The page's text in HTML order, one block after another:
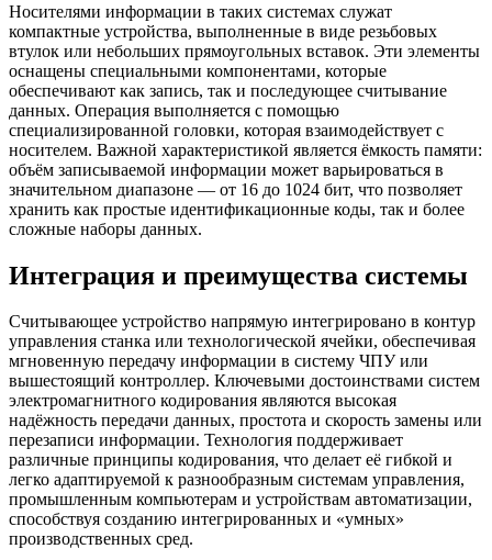
Носителями информации в таких системах служат
компактные устройства, выполненные в виде резьбовых
втулок или небольших прямоугольных вставок. Эти элементы
оснащены специальными компонентами, которые
обеспечивают как запись, так и последующее считывание
данных. Операция выполняется с помощью
специализированной головки, которая взаимодействует с
носителем. Важной характеристикой является ёмкость памяти:
объём записываемой информации может варьироваться в
значительном диапазоне — от 16 до 1024 бит, что позволяет
хранить как простые идентификационные коды, так и более
сложные наборы данных.
Интеграция и преимущества системы
Считывающее устройство напрямую интегрировано в контур
управления станка или технологической ячейки, обеспечивая
мгновенную передачу информации в систему ЧПУ или
вышестоящий контроллер. Ключевыми достоинствами систем
электромагнитного кодирования являются высокая
надёжность передачи данных, простота и скорость замены или
перезаписи информации. Технология поддерживает
различные принципы кодирования, что делает её гибкой и
легко адаптируемой к разнообразным системам управления,
промышленным компьютерам и устройствам автоматизации,
способствуя созданию интегрированных и «умных»
производственных сред.